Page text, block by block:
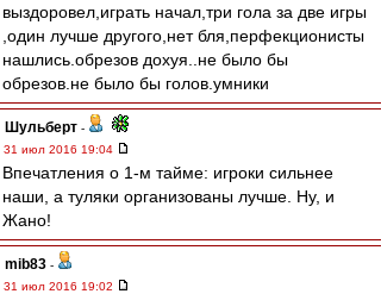
выздоровел,играть начал,три гола за две игры
,один лучше другого,нет бля,перфекционисты
нашлись.обрезов дохуя..не было бы
обрезов.не было бы голов.умники
Шульберт -
31 июл 2016 19:04
Впечатления о 1-м тайме: игроки сильнее
наши, а туляки организованы лучше. Ну, и
Жано!
mib83 -
31 июл 2016 19:02